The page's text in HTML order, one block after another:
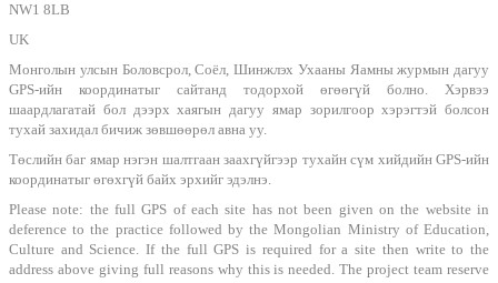
NW1 8LB
UK
Монголын улсын Боловсрол, Соёл, Шинжлэх Ухааны Яамны журмын дагуу
GPS-ийн координатыг сайтанд тодорхой өгөөгүй болно. Хэрвээ
шаардлагатай бол дээрх хаягын дагуу ямар зорилгоор хэрэгтэй болсон
тухай захидал бичиж зөвшөөрөл авна уу.
Төслийн баг ямар нэгэн шалтгаан заахгүйгээр тухайн сүм хийдийн GPS-ийн
координатыг өгөхгүй байх эрхийг эдэлнэ.
Please note: the full GPS of each site has not been given on the website in
deference to the practice followed by the Mongolian Ministry of Education,
Culture and Science. If the full GPS is required for a site then write to the
address above giving full reasons why this is needed. The project team reserve